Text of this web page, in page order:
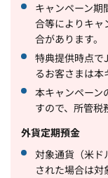
キャンペーン期
合等によりキャ
合があります。
特典提供時点で
るお客さまは本
本キャンペーン
すので、所管税
外貨定期預金
対象通貨（米ド
された場合は対